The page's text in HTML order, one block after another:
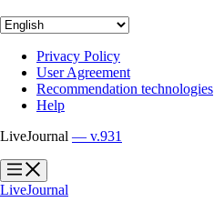
Privacy Policy
User Agreement
Recommendation technologies
Help
LiveJournal — v.931
?
?
LiveJournal